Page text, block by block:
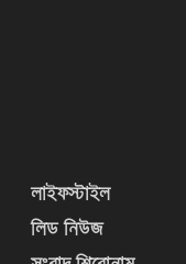
লাইফস্টাইল
লিড নিউজ